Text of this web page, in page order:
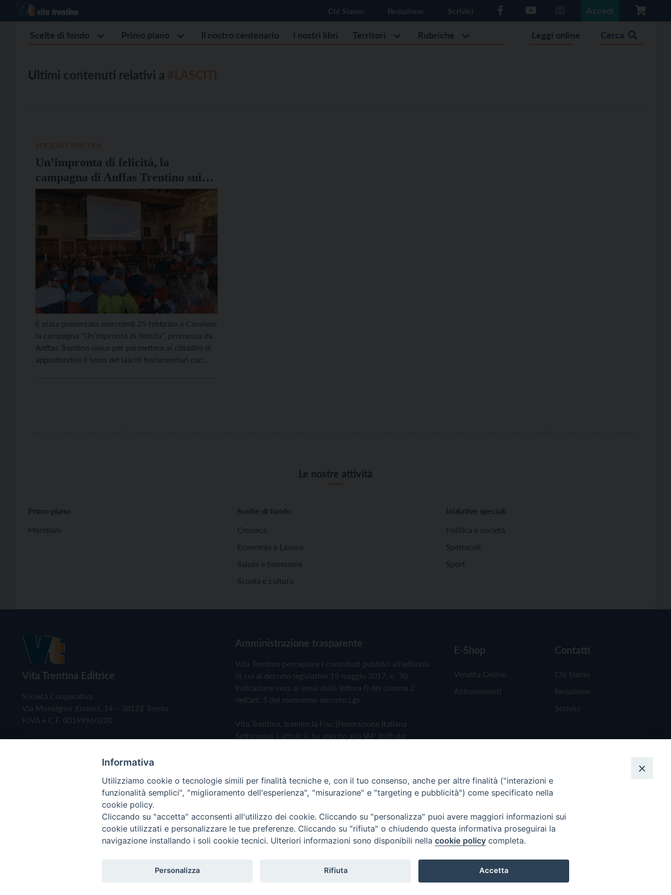
Chi Siamo Redazione Scrivici Accedi
Scelte di fondo Primo piano Il nostro centenario I nostri libri Territori Rubriche Leggi online Cerca
Ultimi contenuti relativi a
Un’impronta di felicità, la
campagna di Anffas Trentino sui
lasciti testamentari
È stata presentata mercoledì 25 febbraio a Cavalese
la campagna “Un’impronta di felicità“, promossa da
Anffas Trentino onlus per permettere ai cittadini di
approfondire il tema dei lasciti testamentari con
Le nostre attività
Primo piano
Meridiani
Scelte di fondo
Cronaca
Economia e Lavoro
Salute e benessere
Scuola e cultura
Iniziative speciali
Politica e società
Spettacoli
Sport
Vita Trentina Editrice
Società Cooperativa
Via Monsignor Endrici, 14 – 38122 Trento
P.IVA e C.F. 00199960220
Amministrazione trasparente
Vita Trentina percepisce i contributi pubblici all'editoria
di cui al decreto legislativo 15 maggio 2017, n. 70.
Indicazione resa ai sensi della lettera f) del comma 2
dell'art. 5 del medesimo decreto Lgs.
Vita Trentina, tramite la Fisc (Federazione Italiana
Settimanali Cattolici), ha aderito allo IAP (Istituto
Privacy Policy Cookie Policy
E-Shop
Vendita Online
Abbonamenti
Contatti
Chi Siamo
Redazione
Scrivici
Copyright © 2019 - Tutti i diritti riservati - Vita Trentina Editrice
Informativa
Utilizziamo cookie o tecnologie simili per finalità tecniche e, con il tuo consenso, anche per altre finalità ("interazioni e
funzionalità semplici", "miglioramento dell'esperienza", "misurazione" e "targeting e pubblicità") come specificato nella
cookie policy.
Cliccando su "accetta" acconsenti all'utilizzo dei cookie. Cliccando su "personalizza" puoi avere maggiori informazioni sui
cookie utilizzati e personalizzare le tue preferenze. Cliccando su "rifiuta" o chiudendo questa informativa proseguirai la
navigazione installando i soli cookie tecnici. Ulteriori informazioni sono disponibili nella cookie policy completa.
Personalizza Rifiuta Accetta